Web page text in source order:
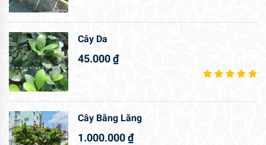
Cây Da
45.000₫
Cây Bằng Lăng
1.000.000₫